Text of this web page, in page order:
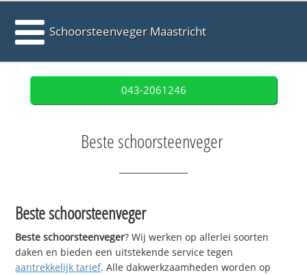
Schoorsteenveger Maastricht
043-2061246
Beste schoorsteenveger
Beste schoorsteenveger
Beste schoorsteenveger? Wij werken op allerlei soorten
daken en bieden een uitstekende service tegen
aantrekkelijk tarief. Alle dakwerkzaamheden worden op